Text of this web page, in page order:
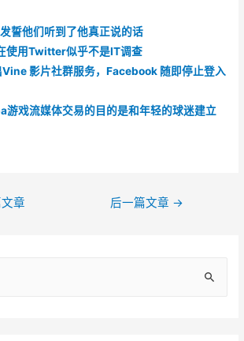
誓他们听到了他真正说的话
使用Twitter似乎不是IT调查
影片社群服务，Facebook 随即停止登入
戏流媒体交易的目的是和年轻的球迷建立
章 后一篇文章 →